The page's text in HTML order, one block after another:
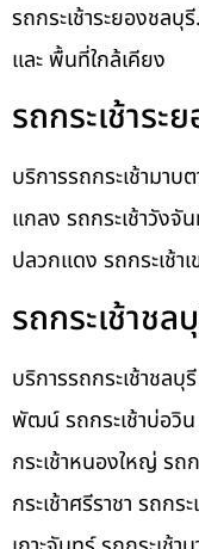
รถกระเช้าระยองชล
และ พื้นที่ใกล้เคียง
รถกระเช้าระ
บริการรถกระเช้ามาบ
แกลง รถกระเช้าวังจั
ปลวกแดง รถกระเช้า
รถกระเช้าชล
บริการรถกระเช้าชลบุ
พัฒน์ รถกระเช้าบ่อวิน
กระเช้าหนองใหญ่ รถ
กระเช้าศรีราชา รถกร